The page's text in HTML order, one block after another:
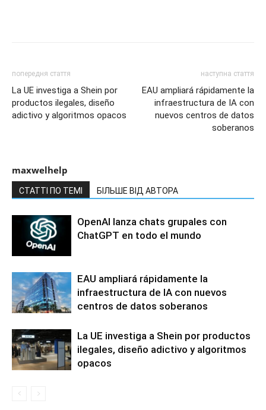
попередня стаття
La UE investiga a Shein por
productos ilegales, diseño
adictivo y algoritmos opacos
наступна стаття
EAU ampliará rápidamente la
infraestructura de IA con
nuevos centros de datos
soberanos
maxwelhelp
СТАТТІ ПО ТЕМІ БІЛЬШЕ ВІД АВТОРА
OpenAI lanza chats grupales con
ChatGPT en todo el mundo
EAU ampliará rápidamente la
infraestructura de IA con nuevos
centros de datos soberanos
La UE investiga a Shein por productos
ilegales, diseño adictivo y algoritmos
opacos